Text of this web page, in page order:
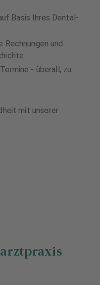
Basis Ihres Dental-
und
- überall, zu
mit unserer